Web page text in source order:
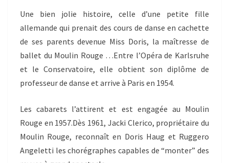
Une bien jolie histoire, celle d’une petite fille
allemande qui prenait des cours de danse en cachette
de ses parents devenue Miss Doris, la maîtresse de
ballet du Moulin Rouge …Entre l’Opéra de Karlsruhe
et le Conservatoire, elle obtient son diplôme de
professeur de danse et arrive à Paris en 1954.
Les cabarets l’attirent et est engagée au Moulin
Rouge en 1957.Dès 1961, Jacki Clerico, propriétaire du
Moulin Rouge, reconnaît en Doris Haug et Ruggero
Angeletti les chorégraphes capables de “monter” des